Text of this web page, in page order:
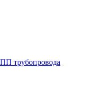
трубопровода